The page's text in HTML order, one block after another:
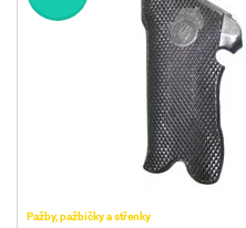
KONTAKTY
Pažby, pažbičky a střenky